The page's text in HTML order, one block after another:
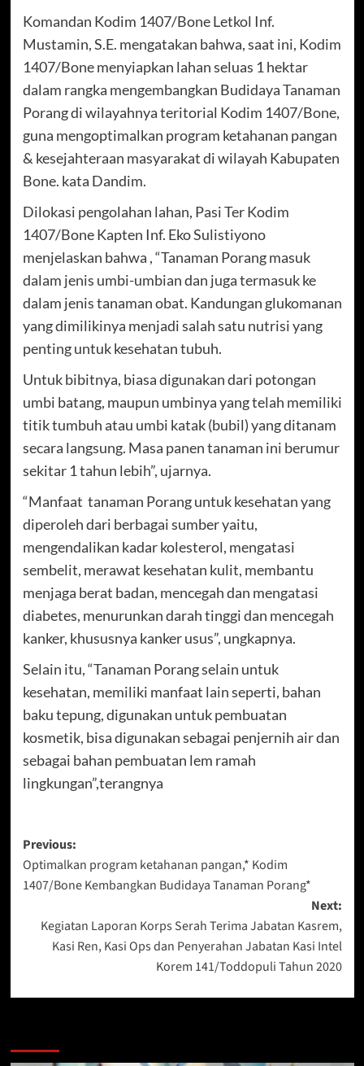
Komandan Kodim 1407/Bone Letkol Inf.
Mustamin, S.E. mengatakan bahwa, saat ini, Kodim
1407/Bone menyiapkan lahan seluas 1 hektar
dalam rangka mengembangkan Budidaya Tanaman
Porang di wilayahnya teritorial Kodim 1407/Bone,
guna mengoptimalkan program ketahanan pangan
& kesejahteraan masyarakat di wilayah Kabupaten
Bone. kata Dandim.
Dilokasi pengolahan lahan, Pasi Ter Kodim
1407/Bone Kapten Inf. Eko Sulistiyono
menjelaskan bahwa , “Tanaman Porang masuk
dalam jenis umbi-umbian dan juga termasuk ke
dalam jenis tanaman obat. Kandungan glukomanan
yang dimilikinya menjadi salah satu nutrisi yang
penting untuk kesehatan tubuh.
Untuk bibitnya, biasa digunakan dari potongan
umbi batang, maupun umbinya yang telah memiliki
titik tumbuh atau umbi katak (bubil) yang ditanam
secara langsung. Masa panen tanaman ini berumur
sekitar 1 tahun lebih”, ujarnya.
“Manfaat tanaman Porang untuk kesehatan yang
diperoleh dari berbagai sumber yaitu,
mengendalikan kadar kolesterol, mengatasi
sembelit, merawat kesehatan kulit, membantu
menjaga berat badan, mencegah dan mengatasi
diabetes, menurunkan darah tinggi dan mencegah
kanker, khususnya kanker usus”, ungkapnya.
Selain itu, “Tanaman Porang selain untuk
kesehatan, memiliki manfaat lain seperti, bahan
baku tepung, digunakan untuk pembuatan
kosmetik, bisa digunakan sebagai penjernih air dan
sebagai bahan pembuatan lem ramah
lingkungan”,terangnya
Post
navigation
Previous:
Optimalkan program ketahanan pangan,* Kodim
1407/Bone Kembangkan Budidaya Tanaman Porang*
Next:
Kegiatan Laporan Korps Serah Terima Jabatan Kasrem,
Kasi Ren, Kasi Ops dan Penyerahan Jabatan Kasi Intel
Korem 141/Toddopuli Tahun 2020